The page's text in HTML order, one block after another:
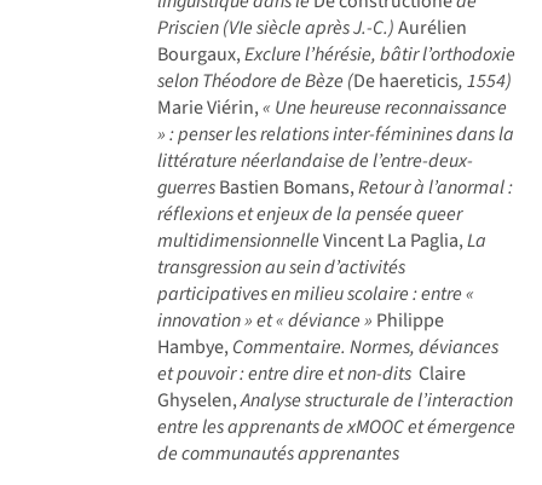
Priscien (VIe siècle après J.-C.)Aurélien
Bourgaux,Exclure l’hérésie, bâtir l’orthodoxie
selon Théodore de Bèze (De haereticis, 1554)
Marie Viérin,« Une heureuse reconnaissance
» : penser les relations inter-féminines dans la
littérature néerlandaise de l’entre-deux-
guerresBastien Bomans,Retour à l’anormal :
réflexions et enjeux de la pensée queer
multidimensionnelleVincent La Paglia,La
transgression au sein d’activités
participatives en milieu scolaire : entre «
innovation » et « déviance » Philippe
Hambye,Commentaire. Normes, déviances
et pouvoir : entre dire et non-dits Claire
Ghyselen,Analyse structurale de l’interaction
entre les apprenants de xMOOC et émergence
de communautés apprenantes